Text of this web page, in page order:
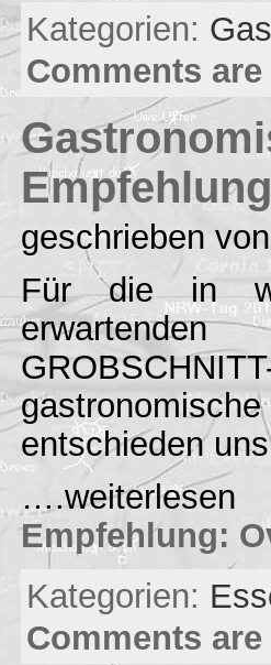
Kategorien:
Comments
geschrieben
Für die in
erwartenden
entschieden
Empfehlung:
Kategorien:
Comments